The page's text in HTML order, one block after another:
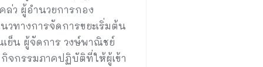
ล่ว ผู้อำนวยการกอง
วทางการจัดการขยะเริ่มต้น
เย็น ผู้จัดการ วงษ์พาณิชย์
กิจกรรมภาคปฏิบัติที่ให้ผู้เข้า